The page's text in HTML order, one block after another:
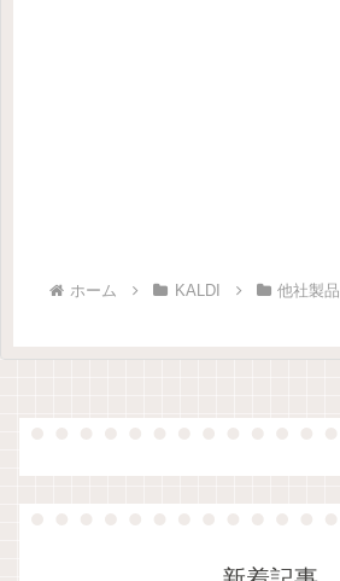
ホーム KALDI 他社製品